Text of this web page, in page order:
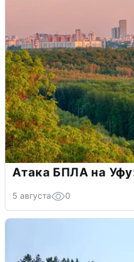
Атака БПЛА на
5 августа 0